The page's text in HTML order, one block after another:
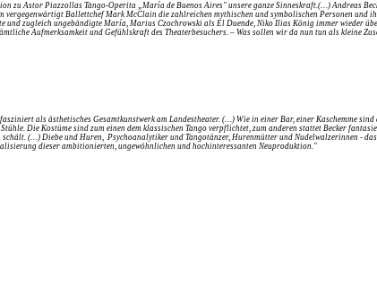
zu Astor Piazzollas Tango-Operita „María de Buenos Aires" unsere ganze Sinneskraft.(…) Andreas
vergegenwärtigt Ballettchef Mark McClain die zahlreichen mythischen und symbolischen Personen
zugleich ungebändigte María, Marius Czochrowski als El Duende, Niko Ilias König immer wieder
Aufmerksamkeit und Gefühlskraft des Theaterbesuchers. – Was sollen wir da nun tun als kleine
als ästhetisches Gesamtkunstwerk am Landestheater. (…) Wie in einer Bar, einer Kaschemme
Die Kostüme sind zum einen dem klassischen Tango verpflichtet, zum anderen stattet Becker
(…) Diebe und Huren, Psychoanalytiker und Tangotänzer, Hurenmütter und Nudelwalzerinnen -
dieser ambitionierten, ungewöhnlichen und hochinteressanten Neuproduktion."